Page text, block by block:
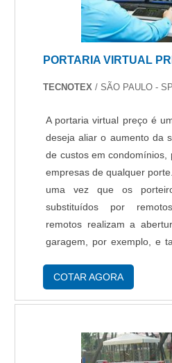
PORTARIA VIRTUAL
TECNOTEX / SÃO PAULO - SP
A portaria virtual preço é
deseja aliar o aumento da
de custos em condomínios,
empresas de qualquer
uma vez que os
substituídos por
remotos realizam a
garagem, por exemplo, e
Vantagens da portaria
COTAR AGORA